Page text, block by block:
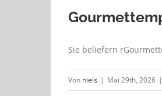
Sie beliefern
Von niels | Mai 29th, 2026 |